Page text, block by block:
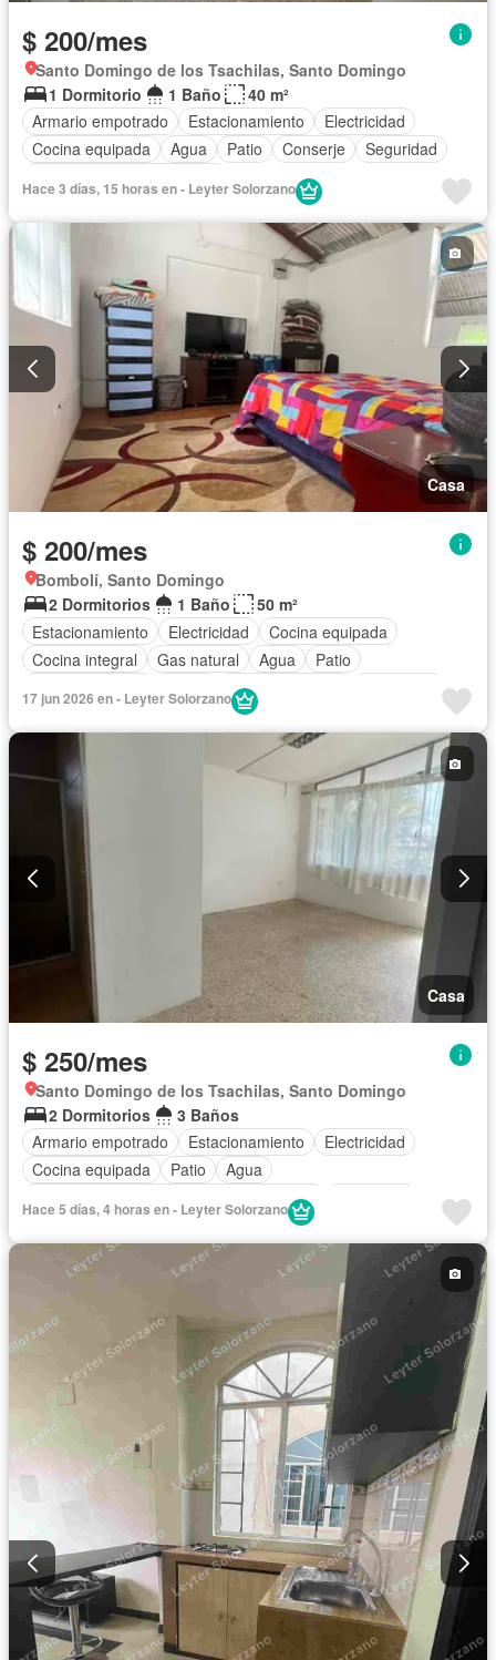
$ 200/mes
Santo Domingo de los Tsachilas, Santo Domingo
1 Dormitorio
1 Baño
40 m²
Armario empotrado
Estacionamiento
Electricidad
Cocina equipada
Agua Patio Conserje
Seguridad
Hace 3 días, 15 horas en - Leyter Solorzano
Casa
$ 200/mes
Bombolí, Santo Domingo
2 Dormitorios
1 Baño
50 m²
Estacionamiento
Electricidad
Cocina equipada
Cocina integral
Gas natural Agua
Patio
Cancha de tenis
Acceso para personas con discapacidad
17 jun 2026 en - Leyter Solorzano
Casa
$ 250/mes
Santo Domingo de los Tsachilas, Santo Domingo
2 Dormitorios
3 Baños
Armario empotrado
Estacionamiento
Electricidad
Cocina equipada
Patio
Agua
Acceso para personas con discapacidad
Solo familias
Hace 5 días, 4 horas en - Leyter Solorzano